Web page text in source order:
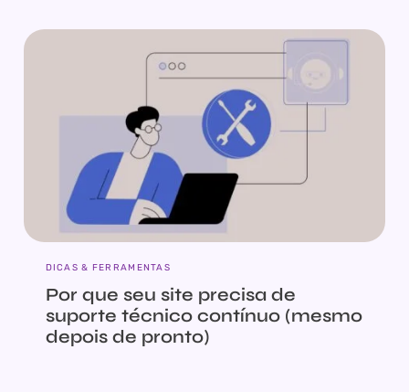
DICAS & FERRAMENTAS
Por que seu site precisa de
suporte técnico contínuo (mesmo
depois de pronto)